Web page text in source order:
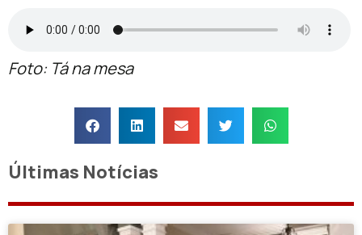
Foto: Tá na mesa
Últimas Notícias